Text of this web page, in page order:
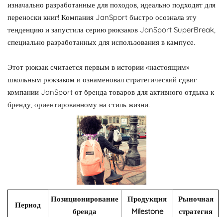
изначально разработанные для походов, идеально подходят для
переноски книг! Компания JanSport быстро осознала эту
тенденцию и запустила серию рюкзаков JanSport SuperBreak,
специально разработанных для использования в кампусе.
Этот рюкзак считается первым в истории «настоящим»
школьным рюкзаком и ознаменовал стратегический сдвиг
компании JanSport от бренда товаров для активного отдыха к
бренду, ориентированному на стиль жизни.
Период
Позиционирование
бренда
Продукция
Milestone
Рыночная
стратегия